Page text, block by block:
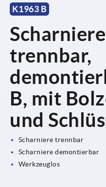
K1963 B
trennbar,
B, mit
und
Scharniere trennbar
Scharniere demontierbar
Werkzeuglos